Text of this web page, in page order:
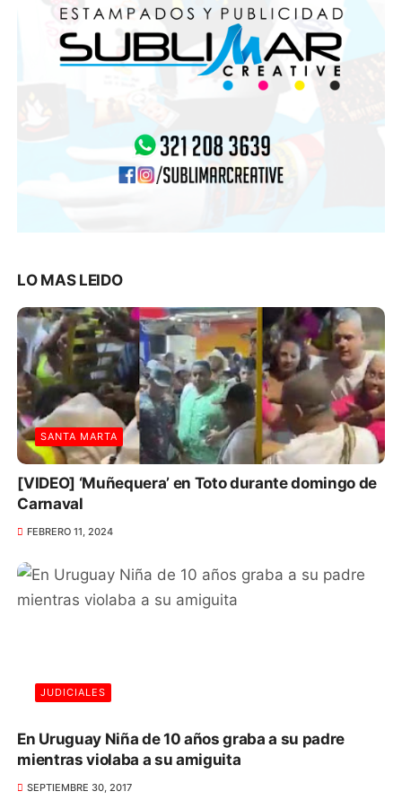
LO MAS LEIDO
SANTA MARTA
[VIDEO] ‘Muñequera’ en Toto durante domingo de
Carnaval
FEBRERO 11, 2024
JUDICIALES
En Uruguay Niña de 10 años graba a su padre
mientras violaba a su amiguita
SEPTIEMBRE 30, 2017